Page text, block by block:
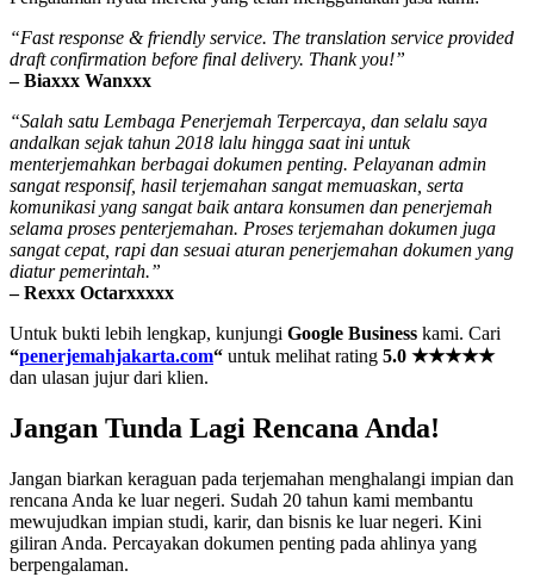
“Fast response & friendly service. The translation service provided
draft confirmation before final delivery. Thank you!”
– Biaxxx Wanxxx
“Salah satu Lembaga Penerjemah Terpercaya, dan selalu saya
andalkan sejak tahun 2018 lalu hingga saat ini untuk
menterjemahkan berbagai dokumen penting. Pelayanan admin
sangat responsif, hasil terjemahan sangat memuaskan, serta
komunikasi yang sangat baik antara konsumen dan penerjemah
selama proses penterjemahan. Proses terjemahan dokumen juga
sangat cepat, rapi dan sesuai aturan penerjemahan dokumen yang
diatur pemerintah.”
– Rexxx Octarxxxxx
Untuk bukti lebih lengkap, kunjungi Google Business kami. Cari
“penerjemahjakarta.com“ untuk melihat rating 5.0 ★★★★★
dan ulasan jujur dari klien.
Jangan Tunda Lagi Rencana Anda!
Jangan biarkan keraguan pada terjemahan menghalangi impian dan
rencana Anda ke luar negeri. Sudah 20 tahun kami membantu
mewujudkan impian studi, karir, dan bisnis ke luar negeri. Kini
giliran Anda. Percayakan dokumen penting pada ahlinya yang
berpengalaman.